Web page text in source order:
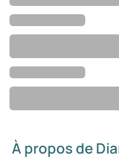
À propos de